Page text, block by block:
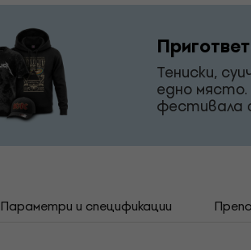
Тениски,
едно
фестивала
Параметри и спецификации